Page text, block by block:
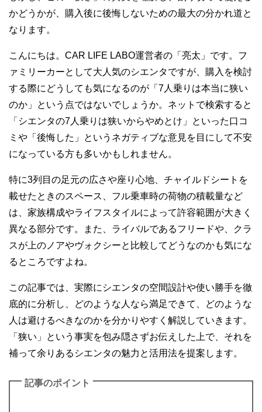
かどうかが、購入後に後悔しないための最大の分かれ道と
なります。
こんにちは。CAR LIFE LABO運営者の「亮太」です。フ
ァミリーカーとして大人気のシエンタですが、購入を検討
する際にどうしても気になるのが「7人乗りは本当に狭い
のか」という点ではないでしょうか。ネットで検索すると
「シエンタの7人乗りは狭いからやめとけ」といった口コ
ミや「後悔した」というネガティブな意見を目にして不安
になっている方も多いかもしれません。
特に3列目の足元の広さや座り心地、チャイルドシートを
載せたときのスペース、フル乗車時の荷物の積載量など
は、家族構成やライフスタイルによって許容範囲が大きく
異なる部分です。また、ライバルであるフリードや、クラ
スが上のノアやヴォクシーと比較してどうなのかも気にな
るところですよね。
この記事では、実際にシエンタの空間設計や使い勝手を徹
底的に分析し、どのような人なら満足できて、どのような
人は避けるべきなのかを分かりやすく解説していきます。
「狭い」という事実を包み隠さずお伝えした上で、それを
補って余りあるシエンタの魅力と活用法を提案します。
記事のポイント